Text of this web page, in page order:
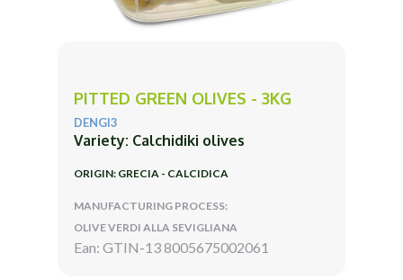
PITTED GREEN OLIVES - 3KG
DENGI3
Variety: Calchidiki olives
ORIGIN: GRECIA - CALCIDICA
MANUFACTURING PROCESS:
OLIVE VERDI ALLA SEVIGLIANA
Ean: GTIN-13 8005675002061